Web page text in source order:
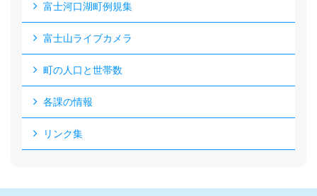
富士河口湖町例規集
富士山ライブカメラ
町の人口と世帯数
各課の情報
リンク集